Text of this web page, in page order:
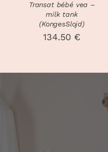
Transat bébé vea –
milk tank
(KongesSlojd)
134.50 €